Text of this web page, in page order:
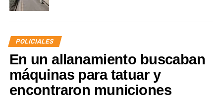
POLICIALES
En un allanamiento buscaban
máquinas para tatuar y
encontraron municiones